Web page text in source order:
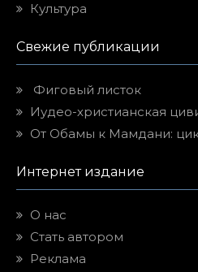
Культура
Свежие публикации
Фиговый листок
Иудео-христианская
От Обамы к Мамдани:
Интернет издание
О нас
Стать автором
Реклама